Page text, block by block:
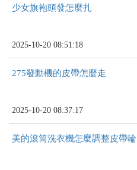
少女旗袍頭發怎麼扎
2025-10-20 08:51:18
275發動機的皮帶怎麼走
2025-10-20 08:37:17
美的滾筒洗衣機怎麼調整皮帶輪